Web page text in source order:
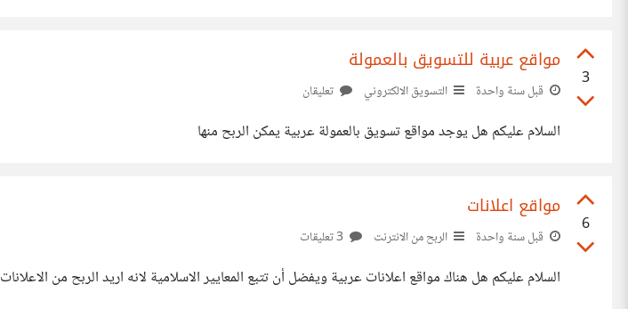
3
مواقع عربية للتسويق بالعمولة
قبل سنة واحدة التسويق الالكتروني تعليقان
السلام عليكم هل يوجد مواقع تسويق بالعمولة عربية يمكن الربح منها
6
مواقع اعلانات
قبل سنة واحدة الربح من الانترنت
السلام عليكم هل هناك مواقع اعلانات عربية ويفضل أن تتبع المعايير الاسلامية لانه اريد الربح من الاعلانات